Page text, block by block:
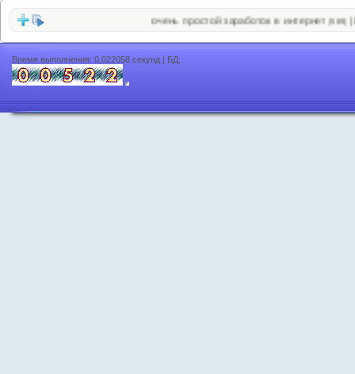
очень простой заработок в интернет(589)|
Время выполнения: 0,022058 секунд | БД: